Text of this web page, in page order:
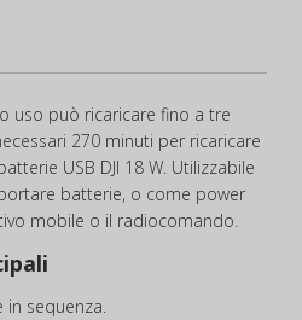
uso può ricaricare fino a tre
270 minuti per ricaricare
USB DJI 18 W. Utilizzabile
batterie, o come power
mobile o il radiocomando.
in sequenza.